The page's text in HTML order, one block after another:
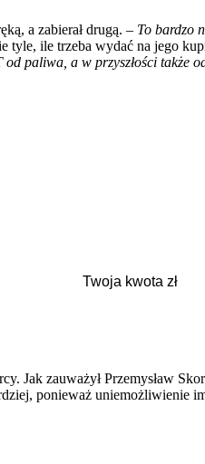
a zabierał drugą. – To bardzo
tyle, ile trzeba wydać na jego
paliwa, a w przyszłości także
Jak zauważył Przemysław
ponieważ